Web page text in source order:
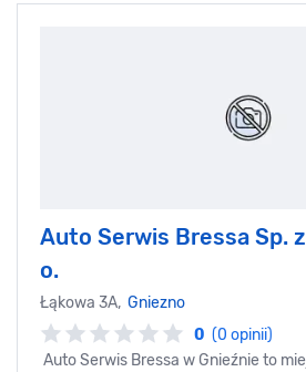
Auto Serwis Bressa Sp.
o.
Łąkowa 3A, Gniezno
0 (0 opinii)
Auto Serwis Bressa w Gnieźnie to